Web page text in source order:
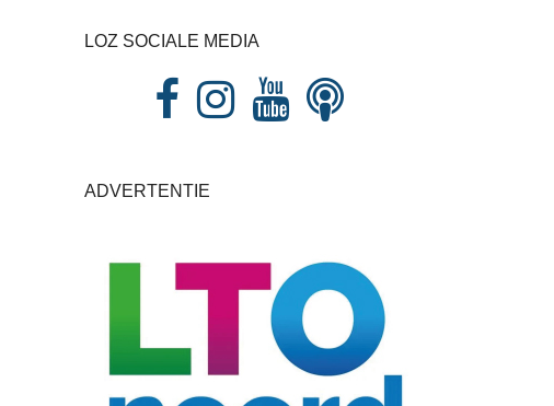
LOZ SOCIALE MEDIA
ADVERTENTIE